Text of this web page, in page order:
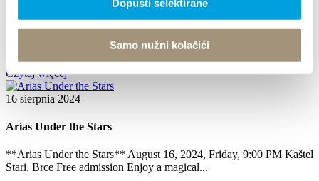
Dopusti selektirane
Samo nužni kolačići
8 maja 2026 - 10 maja 2026
The 25th Kaštela Flower Festival
Czytaj więcej
16 sierpnia 2024
Arias Under the Stars
**Arias Under the Stars** August 16, 2024, Friday, 9:00 PM Kaštel
Stari, Brce Free admission Enjoy a magical...